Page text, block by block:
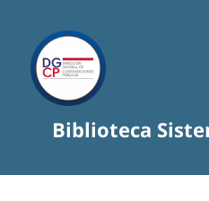
Biblioteca